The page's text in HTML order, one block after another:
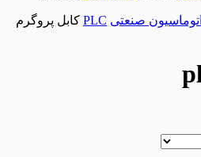
صنعتی PLC کابل پروگرم